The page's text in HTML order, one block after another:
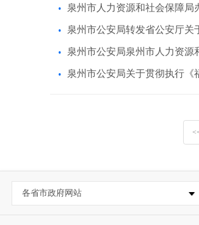
泉州市人力资源和社会保障局
泉州市公安局转发省公安厅关
泉州市公安局泉州市人力资源
泉州市公安局关于贯彻执行《
各省市政府网站